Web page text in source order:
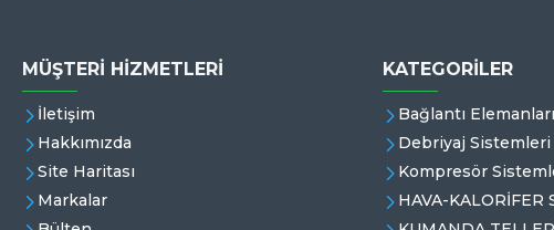
MÜŞTERI HIZMETLERI
İletişim
Hakkımızda
Site Haritası
Markalar
KATEGORİLER
Bağlantı Elemanları
Debriyaj Sistemleri
Kompresör
HAVA-KALORİFER